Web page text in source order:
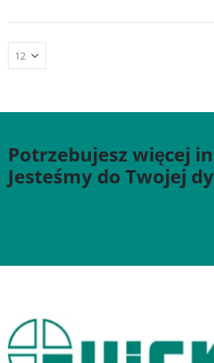
Potrzebujesz więcej
Jesteśmy do Twojej